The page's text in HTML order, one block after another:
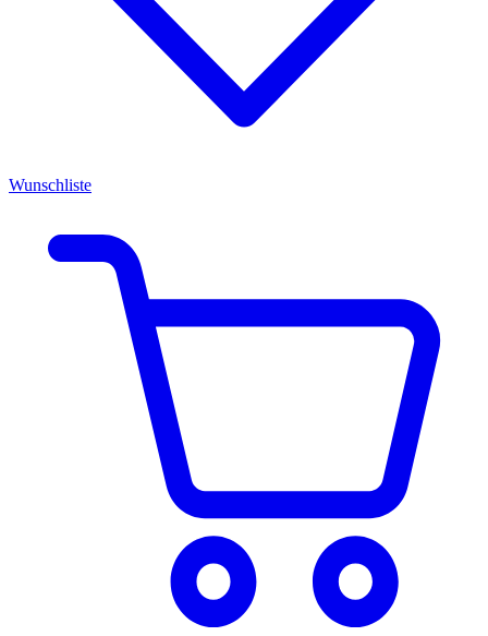
Wunschliste